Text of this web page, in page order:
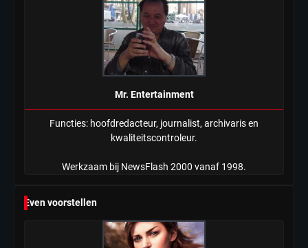
Mr. Entertainment
Functies: hoofdredacteur, journalist, archivaris en
kwaliteitscontroleur.
Werkzaam bij NewsFlash 2000 vanaf 1998.
Even voorstellen